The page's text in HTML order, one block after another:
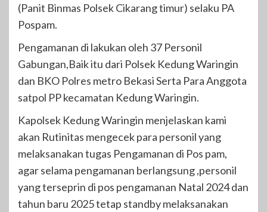
(Panit Binmas Polsek Cikarang timur) selaku PA
Pospam.
Pengamanan di lakukan oleh 37 Personil
Gabungan,Baik itu dari Polsek Kedung Waringin
dan BKO Polres metro Bekasi Serta Para Anggota
satpol PP kecamatan Kedung Waringin.
Kapolsek Kedung Waringin menjelaskan kami
akan Rutinitas mengecek para personil yang
melaksanakan tugas Pengamanan di Pos pam,
agar selama pengamanan berlangsung ,personil
yang terseprin di pos pengamanan Natal 2024 dan
tahun baru 2025 tetap standby melaksanakan